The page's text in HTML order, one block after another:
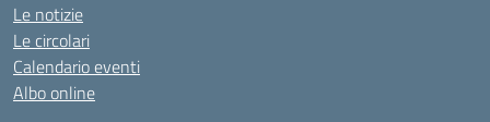
Le notizie
Le circolari
Calendario eventi
Albo online